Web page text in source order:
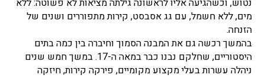
נטוש, וכשהגיעה אליו לראשונה גילתה מציאות לא פשוטה: ללא
מים, ללא חשמל, עם גג אסבסט, קירות מתפוררים ושנים של
הזנחה.
בהמשך רכשה גם את המבנה הסמוך וחיברה בין כמה בתים
היסטוריים, שחלקם נבנו כבר במאה ה-17. במשך חמש שנים
ניהלה עשרות בעלי מקצוע מקומיים, פירקה קירות, חיזקה